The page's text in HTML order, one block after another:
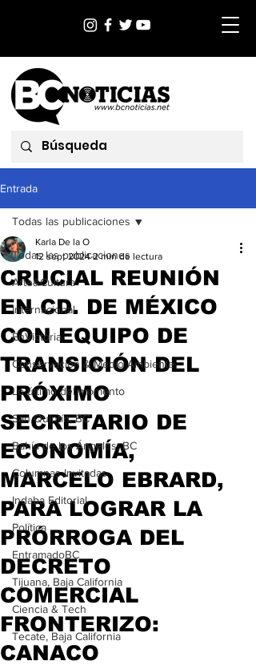
Entrada
Todas las publicaciones
Arte&Cultura
Internacional
EnVictoria
Conservación & Medio Ambiente
Lo último del momento
San Quintín, BC
Bahía de los Ángeles, BC
Columnas Invitadas
Indaba Editorial
Política
EntramadoBC
Tijuana, Baja California
Ciencia & Tech
Tecate, Baja California
Todas las publicaciones
CRUCIAL REUNIÓN
EN CD. DE MÉXICO
CON EQUIPO DE
TRANSICIÓN DEL
PRÓXIMO
SECRETARIO DE
ECONOMÍA,
MARCELO EBRARD,
PARA LOGRAR LA
PRÓRROGA DEL
DECRETO
COMERCIAL
FRONTERIZO:
CANACO
Karla De la O
12 sept 2024 2 min de lectura